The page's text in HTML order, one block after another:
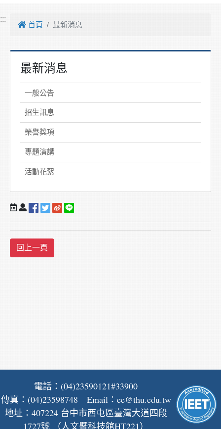
:::
首頁 最新消息
最新消息
一般公告
招生訊息
榮譽獎項
專題演講
活動花絮
電話：(04)23590121#33900
傳真：(04)23598748 Email： ee@thu.edu.tw
地址：407224 台中市西屯區臺灣大道四段
1727號 （人文暨科技館HT221）